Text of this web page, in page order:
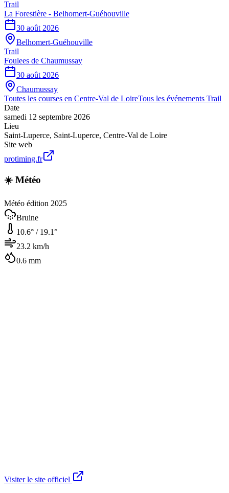
Trail
La Forestière - Belhomert-Guéhouville
30 août 2026
Belhomert-Guéhouville
Trail
Foulees de Chaumussay
30 août 2026
Chaumussay
Toutes les courses en Centre-Val de LoireTous les événements Trail
Date
samedi 12 septembre 2026
Lieu
Saint-Luperce, Saint-Luperce, Centre-Val de Loire
Site web
protiming.fr
☀️ Météo
Météo édition 2025
Bruine
10.6° / 19.1°
23.2 km/h
0.6 mm
Visiter le site officiel